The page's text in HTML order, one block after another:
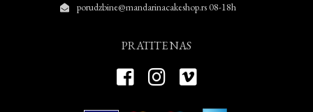
porudzbine@mandarinacakeshop.rs 08-18h
PRATITE NAS